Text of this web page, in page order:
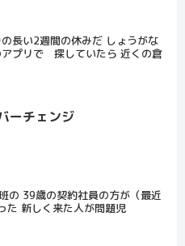
長い2週間の休みだ しょうがな
プリで 探していたら 近くの倉
ーチェンジ
の 39歳の契約社員の方が（最近
た 新しく来た人が問題児